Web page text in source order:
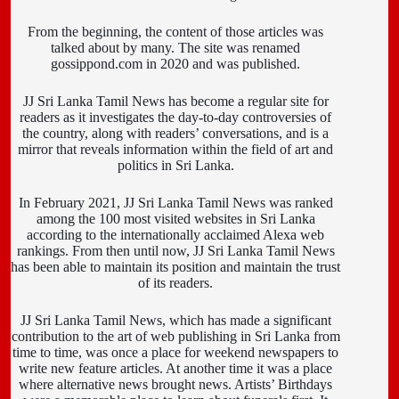
From the beginning, the content of those articles was
talked about by many. The site was renamed
gossippond.com in 2020 and was published.
JJ Sri Lanka Tamil News has become a regular site for
readers as it investigates the day-to-day controversies of
the country, along with readers’ conversations, and is a
mirror that reveals information within the field of art and
politics in Sri Lanka.
In February 2021, JJ Sri Lanka Tamil News was ranked
among the 100 most visited websites in Sri Lanka
according to the internationally acclaimed Alexa web
rankings. From then until now, JJ Sri Lanka Tamil News
has been able to maintain its position and maintain the trust
of its readers.
JJ Sri Lanka Tamil News, which has made a significant
contribution to the art of web publishing in Sri Lanka from
time to time, was once a place for weekend newspapers to
write new feature articles. At another time it was a place
where alternative news brought news. Artists’ Birthdays